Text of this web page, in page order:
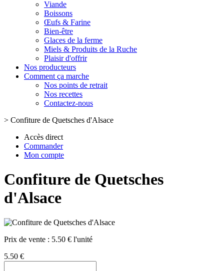
Viande
Boissons
Œufs & Farine
Bien-être
Glaces de la ferme
Miels & Produits de la Ruche
Plaisir d'offrir
Nos producteurs
Comment ça marche
Nos points de retrait
Nos recettes
Contactez-nous
> Confiture de Quetsches d'Alsace
Accès direct
Commander
Mon compte
Confiture de Quetsches
d'Alsace
Prix de vente : 5.50 € l'unité
5.50 €